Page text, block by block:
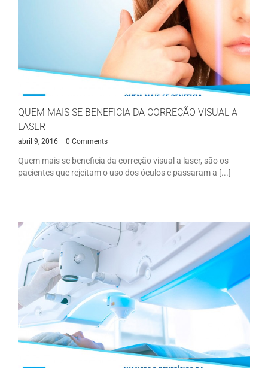
QUEM MAIS SE BENEFICIA DA CORREÇÃO VISUAL A
LASER
abril 9, 2016 | 0 Comments
Quem mais se beneficia da correção visual a laser, são os
pacientes que rejeitam o uso dos óculos e passaram a [...]